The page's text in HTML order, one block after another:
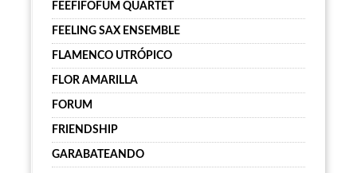
FEEFIFOFUM QUARTET
FEELING SAX ENSEMBLE
FLAMENCO UTRÓPICO
FLOR AMARILLA
FORUM
FRIENDSHIP
GARABATEANDO